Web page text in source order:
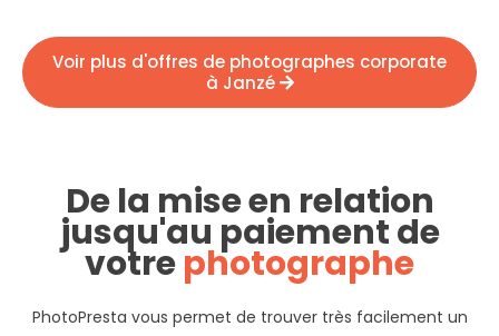
Voir plus d'offres de photographes corporate
à Janzé
De la mise en relation
jusqu'au paiement de
votrephotographe
PhotoPresta vous permet de trouver très facilement un